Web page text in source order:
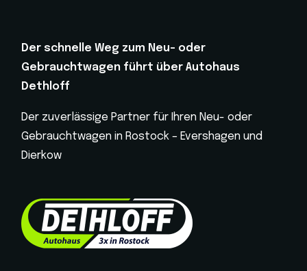
Der schnelle Weg zum Neu- oder
Gebrauchtwagen führt über Autohaus
Dethloff
Der zuverlässige Partner für Ihren Neu- oder
Gebrauchtwagen in Rostock – Evershagen und
Dierkow